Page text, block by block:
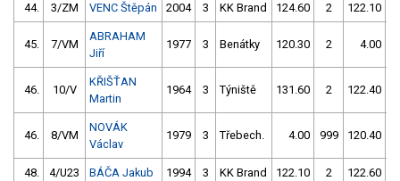
44. 3/ZM VENC Štěpán 2004 3 KK Brand 124.60 2 122.10
45. 7/VM
ABRAHAM
Jiří
1977 3 Benátky 120.30 2 4.00
46. 10/V
KŘIŠŤAN
Martin
1964 3 Týniště 131.60 2 122.40
46. 8/VM
NOVÁK
Václav
1979 3 Třebech. 4.00 999 120.40
48. 4/U23 BÁČA Jakub 1994 3 KK Brand 122.10 2 122.60